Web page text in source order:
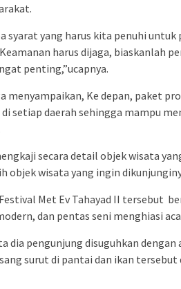
syarat yang harus kita penuhi
harus dijaga, biaskanlah
penting,”ucapnya.
menyampaikan, Ke depan, paket
setiap daerah sehingga mampu
secara detail objek wisata
objek wisata yang ingin
Met Ev Tahayad II tersebut
dan pentas seni menghiasi
dia pengunjung disuguhkan
surut di pantai dan ikan